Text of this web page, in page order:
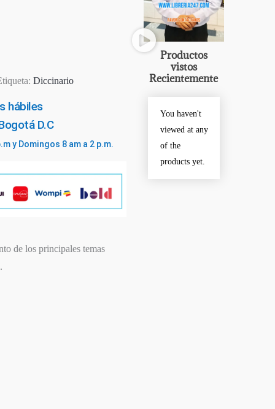
Diccinario
hábiles
D.C
y Domingos 8 am a 2 p.m.
de los principales temas
Productos
vistos
Recientemente
You haven't
viewed at any
of the
products yet.